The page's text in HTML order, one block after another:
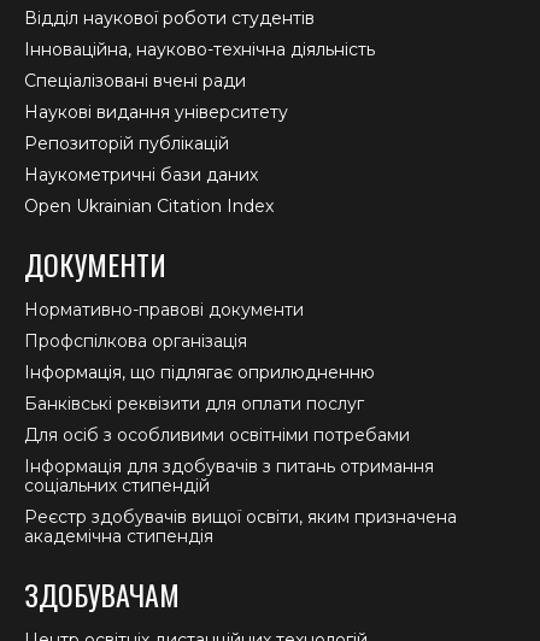
Відділ наукової роботи студентів
Інноваційна, науково-технічна діяльність
Спеціалізовані вчені ради
Наукові видання університету
Репозиторій публікацій
Наукометричні бази даних
Open Ukrainian Citation Index
ДОКУМЕНТИ
Нормативно-правові документи
Профспілкова організація
Інформація, що підлягає оприлюдненню
Банківські реквізити для оплати послуг
Для осіб з особливими освітніми потребами
Інформація для здобувачів з питань отримання
соціальних стипендій
Реєстр здобувачів вищої освіти, яким призначена
академічна стипендія
ЗДОБУВАЧАМ